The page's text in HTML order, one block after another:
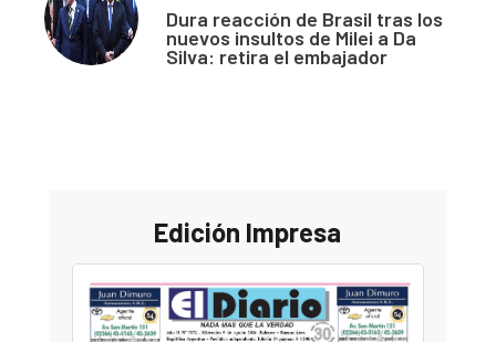
Dura reacción de Brasil tras los
nuevos insultos de Milei a Da
Silva: retira el embajador
Edición Impresa